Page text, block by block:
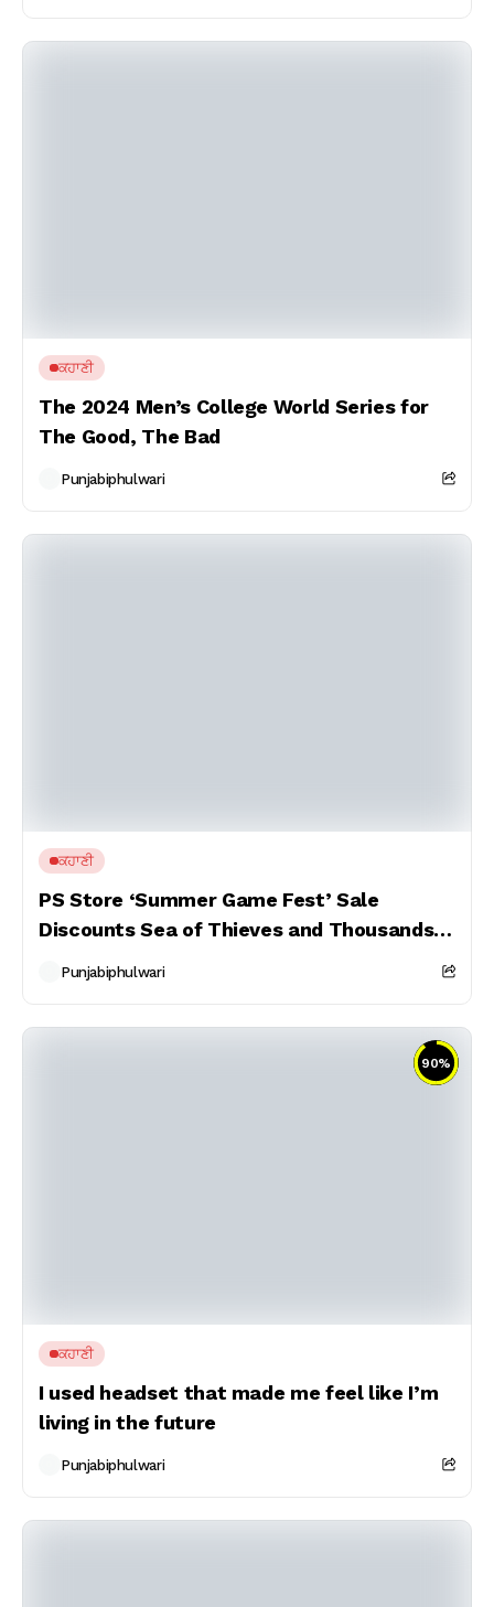
ਕਹਾਣੀ
The 2024 Men’s College World Series for
The Good, The Bad
Punjabiphulwari
ਕਹਾਣੀ
PS Store ‘Summer Game Fest’ Sale
Discounts Sea of Thieves and Thousands
Punjabiphulwari
90%
ਕਹਾਣੀ
I used headset that made me feel like I’m
living in the future
Punjabiphulwari